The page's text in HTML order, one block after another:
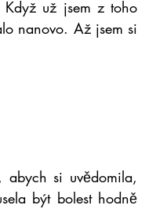
už jsem z toho
nanovo. Až jsem si
abych si uvědomila,
být bolest hodně